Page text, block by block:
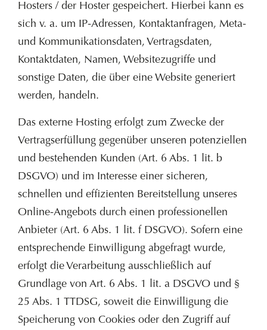
Hosters / der Hoster gespeichert. Hierbei kann es
sich v. a. um IP-Adressen, Kontaktanfragen, Meta-
und Kommunikationsdaten, Vertragsdaten,
Kontaktdaten, Namen, Websitezugriffe und
sonstige Daten, die über eine Website generiert
werden, handeln.
Das externe Hosting erfolgt zum Zwecke der
Vertragserfüllung gegenüber unseren potenziellen
und bestehenden Kunden (Art. 6 Abs. 1 lit. b
DSGVO) und im Interesse einer sicheren,
schnellen und effizienten Bereitstellung unseres
Online-Angebots durch einen professionellen
Anbieter (Art. 6 Abs. 1 lit. f DSGVO). Sofern eine
entsprechende Einwilligung abgefragt wurde,
erfolgt die Verarbeitung ausschließlich auf
Grundlage von Art. 6 Abs. 1 lit. a DSGVO und §
25 Abs. 1 TTDSG, soweit die Einwilligung die
Speicherung von Cookies oder den Zugriff auf